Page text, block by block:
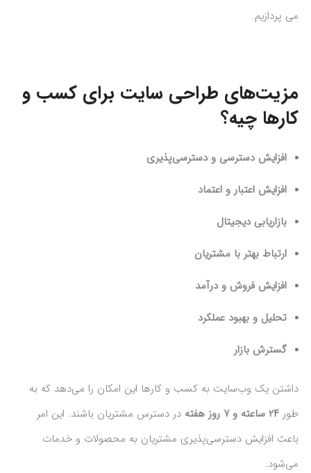
می پردازیم.
مزیت‌های طراحی سایت برای کسب و
کارها چیه؟
افزایش دسترسی و دسترسی‌پذیری
افزایش اعتبار و اعتماد
بازاریابی دیجیتال
ارتباط بهتر با مشتریان
افزایش فروش و درآمد
تحلیل و بهبود عملکرد
گسترش بازار
داشتن یک وب‌سایت به کسب و کارها این امکان را می‌دهد که به
طور ۲۴ ساعته و ۷ روز هفته
در دسترس مشتریان باشند. این امر
باعث افزایش دسترسی‌پذیری مشتریان به محصولات و خدمات
می‌شود.